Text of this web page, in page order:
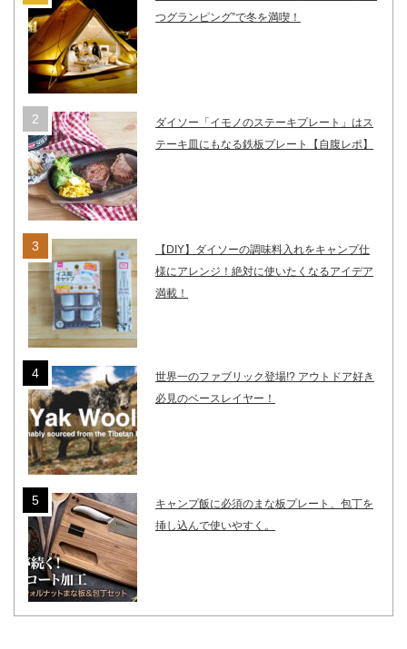
つグランピング”で冬を満喫！
ダイソー「イモノのステーキプレート」はス
テーキ皿にもなる鉄板プレート【自腹レポ】
【DIY】ダイソーの調味料入れをキャンプ仕
様にアレンジ！絶対に使いたくなるアイデア
満載！
世界一のファブリック登場!? アウトドア好き
必見のベースレイヤー！
キャンプ飯に必須のまな板プレート、包丁を
挿し込んで使いやすく。